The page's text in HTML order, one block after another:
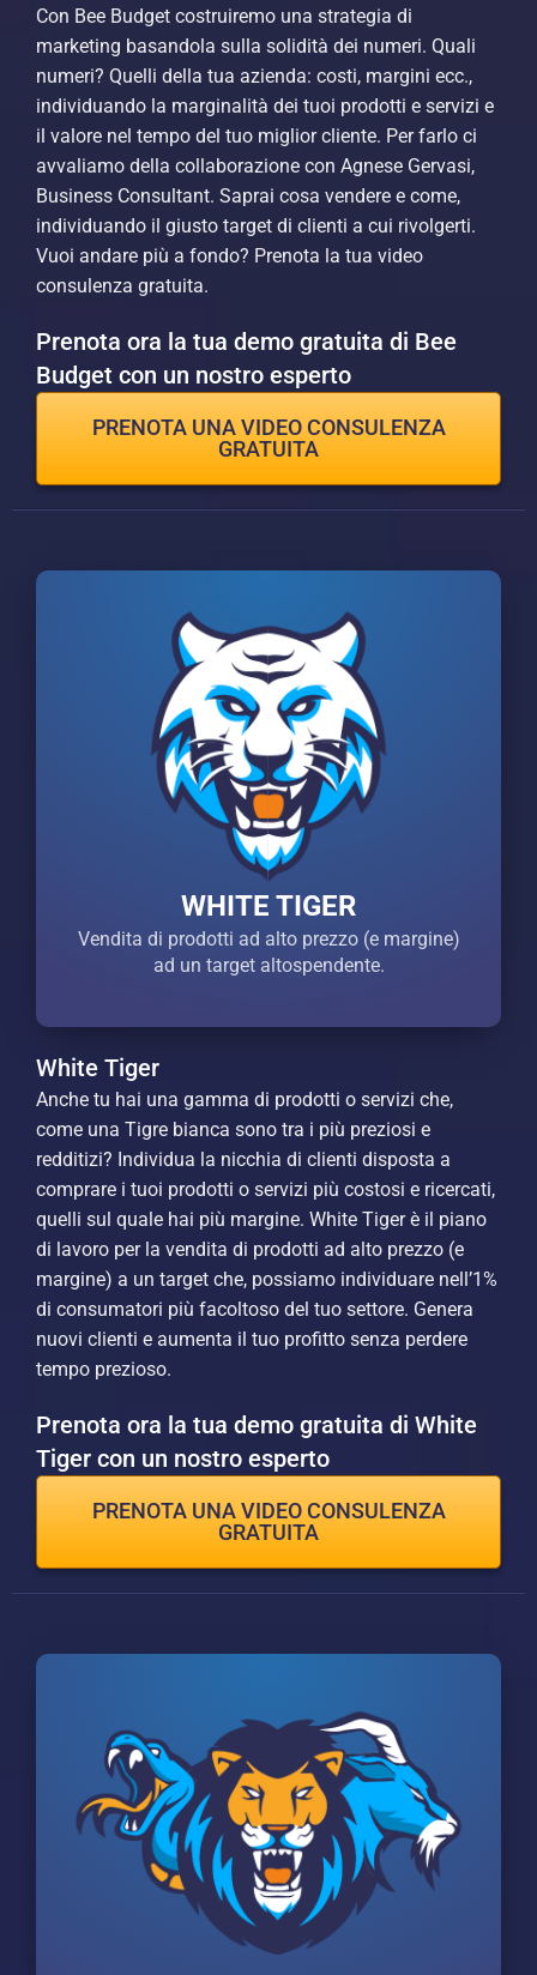
Con Bee Budget costruiremo una strategia di
marketing basandola sulla solidità dei numeri. Quali
numeri? Quelli della tua azienda: costi, margini ecc.,
individuando la marginalità dei tuoi prodotti e servizi e
il valore nel tempo del tuo miglior cliente. Per farlo ci
avvaliamo della collaborazione con Agnese Gervasi,
Business Consultant. Saprai cosa vendere e come,
individuando il giusto target di clienti a cui rivolgerti.
Vuoi andare più a fondo? Prenota la tua video
consulenza gratuita.
Prenota ora la tua demo gratuita di Bee
Budget con un nostro esperto
PRENOTA UNA VIDEO CONSULENZA
GRATUITA
WHITE TIGER
Vendita di prodotti ad alto prezzo (e margine)
ad un target altospendente.
White Tiger
Anche tu hai una gamma di prodotti o servizi che,
come una Tigre bianca sono tra i più preziosi e
redditizi? Individua la nicchia di clienti disposta a
comprare i tuoi prodotti o servizi più costosi e ricercati,
quelli sul quale hai più margine. White Tiger è il piano
di lavoro per la vendita di prodotti ad alto prezzo (e
margine) a un target che, possiamo individuare nell’1%
di consumatori più facoltoso del tuo settore. Genera
nuovi clienti e aumenta il tuo profitto senza perdere
tempo prezioso.
Prenota ora la tua demo gratuita di White
Tiger con un nostro esperto
PRENOTA UNA VIDEO CONSULENZA
GRATUITA